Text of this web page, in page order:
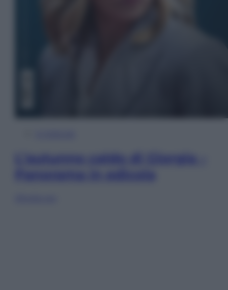
L’autunno caldo di Giorgia –